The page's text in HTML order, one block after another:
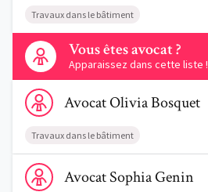
Travaux dans le bâtiment
Vous êtes avocat ?
Apparaissez dans cette liste !
Contactez-nous
Voir le profil de AvocatOlivia Bosquet
AvocatOliviaBosquet
Travaux dans le bâtiment
Voir le profil de AvocatSophia Genin
AvocatSophiaGenin